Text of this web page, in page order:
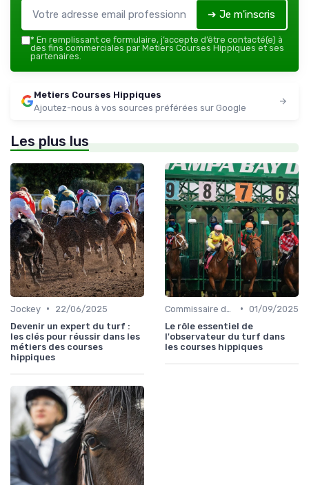
➔ Je m'inscris
* En remplissant ce formulaire, j’accepte d’être contacté(e) à
des fins commerciales par Metiers Courses Hippiques et ses
partenaires.
Metiers Courses Hippiques
Ajoutez-nous à vos sources préférées sur Google
Les plus lus
Jockey •
22/06/2025
Devenir un expert du turf :
les clés pour réussir dans les
métiers des courses
hippiques
• 01/09/2025
Le rôle essentiel de
l'observateur du turf dans
les courses hippiques